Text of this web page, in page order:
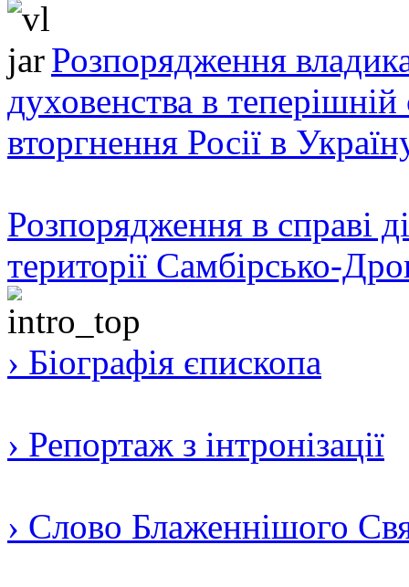
Розпорядження
духовенства в теперішній
вторгнення Росії в
Розпорядження в справі
території Самбірсько-
› Біографія єпископа
› Репортаж з інтронізації
› Слово Блаженнішого